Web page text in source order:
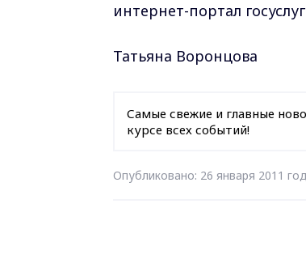
интернет-портал
Татьяна Воронцова
Самые свежие и главные
курсе всех событий!
Опубликовано: 26 января 2011